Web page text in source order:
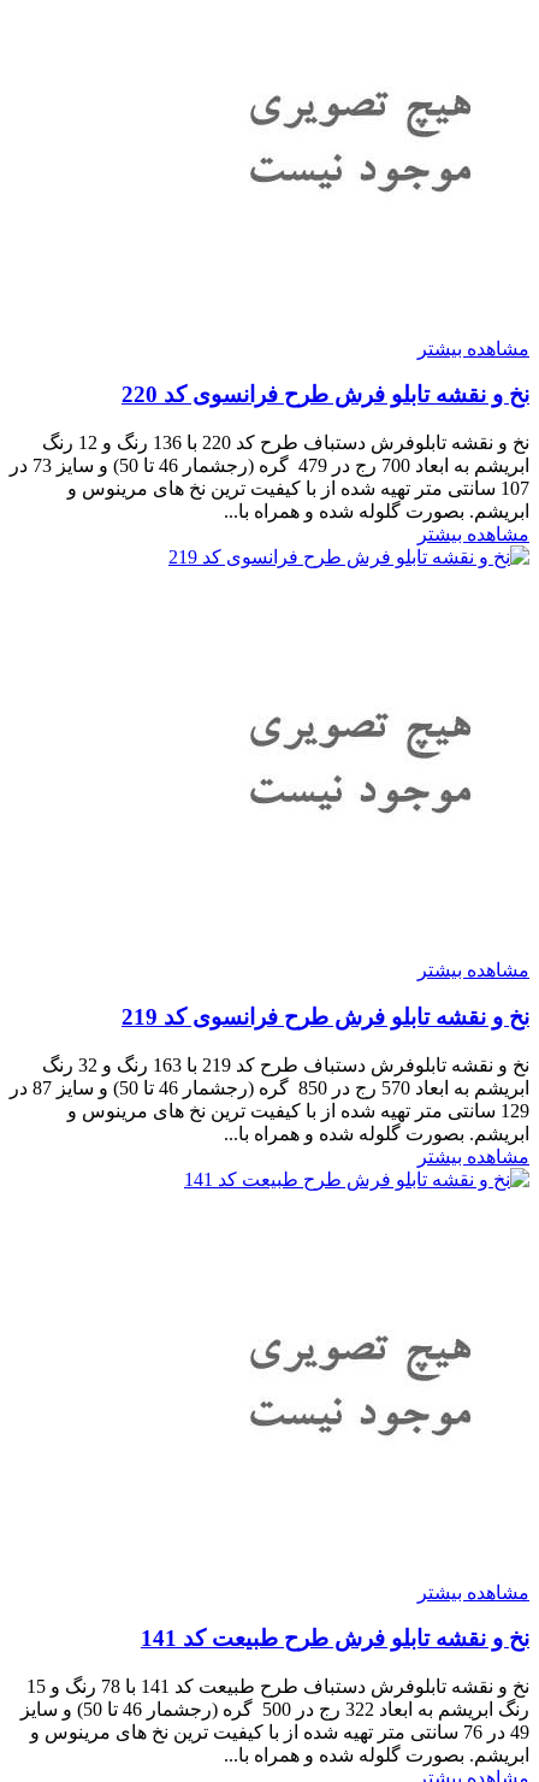
مشاهده بیشتر
نخ و نقشه تابلو فرش طرح فرانسوی کد 220
نخ و نقشه تابلوفرش دستباف طرح کد 220 با 136 رنگ و 12 رنگ
ابریشم به ابعاد 700 رج در 479 گره (رجشمار 46 تا 50) و سایز 73 در
107 سانتی متر تهیه شده از با کیفیت ترین نخ های مرینوس و
ابریشم. بصورت گلوله شده و همراه با...
مشاهده بیشتر
مشاهده بیشتر
نخ و نقشه تابلو فرش طرح فرانسوی کد 219
نخ و نقشه تابلوفرش دستباف طرح کد 219 با 163 رنگ و 32 رنگ
ابریشم به ابعاد 570 رج در 850 گره (رجشمار 46 تا 50) و سایز 87 در
129 سانتی متر تهیه شده از با کیفیت ترین نخ های مرینوس و
ابریشم. بصورت گلوله شده و همراه با...
مشاهده بیشتر
مشاهده بیشتر
نخ و نقشه تابلو فرش طرح طبیعت کد 141
نخ و نقشه تابلوفرش دستباف طرح طبیعت کد 141 با 78 رنگ و 15
رنگ ابریشم به ابعاد 322 رج در 500 گره (رجشمار 46 تا 50) و سایز
49 در 76 سانتی متر تهیه شده از با کیفیت ترین نخ های مرینوس و
ابریشم. بصورت گلوله شده و همراه با...
مشاهده بیشتر